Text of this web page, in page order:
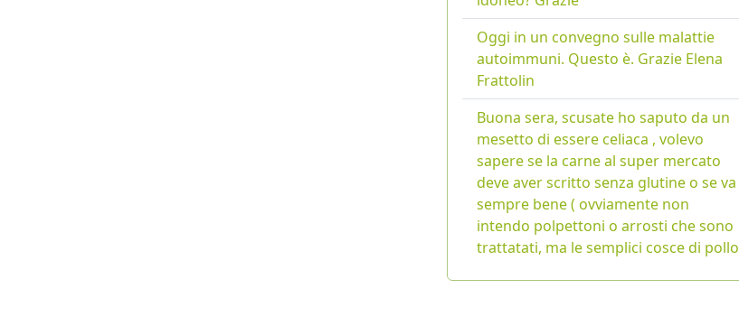
Oggi in un convegno sulle malattie
autoimmuni. Questo è. Grazie Elena
Frattolin
Buona sera, scusate ho saputo da un
mesetto di essere celiaca , volevo
sapere se la carne al super mercato
deve aver scritto senza glutine o se va
sempre bene ( ovviamente non
intendo polpettoni o arrosti che sono
trattatati, ma le semplici cosce di pollo